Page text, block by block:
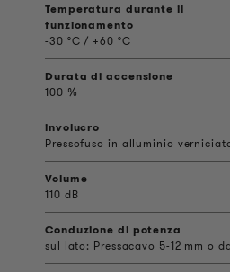
Temperatura durante il
funzionamento
-30 °C / +60 °C
Durata di accensione
100 %
involucro
Pressofuso in alluminio
Volume
110 dB
Conduzione di potenza
sul lato: Pressacavo 5-12 mm o